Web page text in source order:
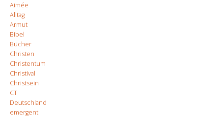
Aimée
Alltag
Armut
Bibel
Bücher
Christen
Christentum
Christival
Christsein
CT
Deutschland
emergent